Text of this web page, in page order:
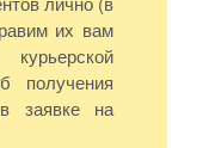
их вам
получения
заявке на